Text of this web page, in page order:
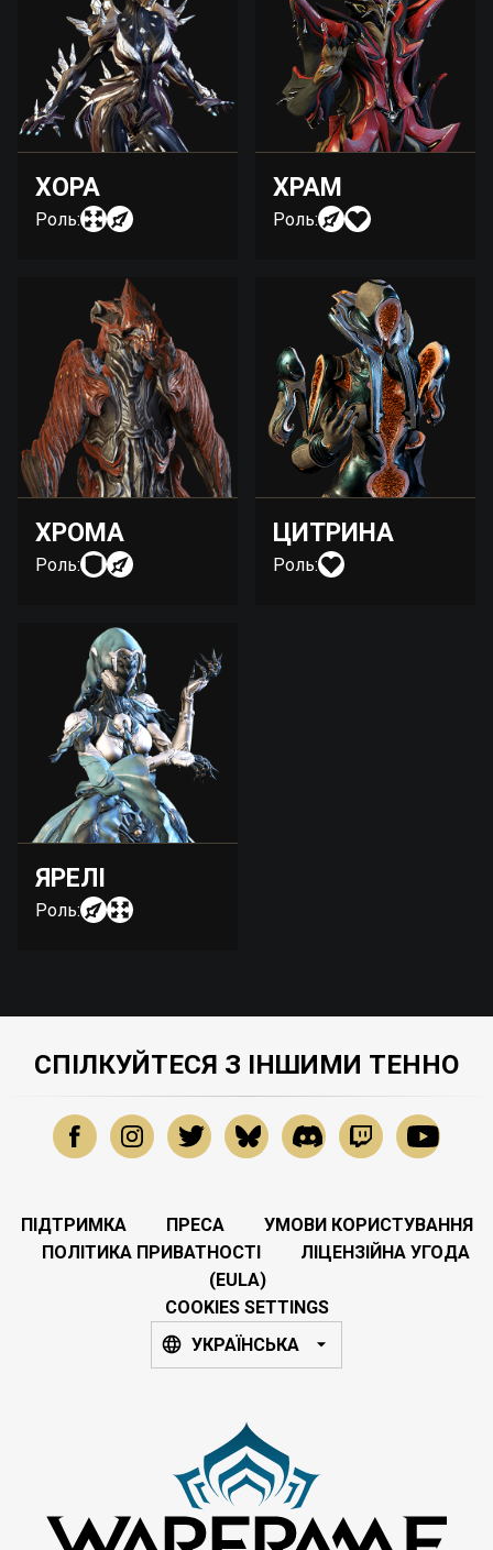
ХОРА
Роль:
ХРАМ
Роль:
ХРОМА
Роль:
ЦИТРИНА
Роль:
ЯРЕЛІ
Роль:
СПІЛКУЙТЕСЯ З ІНШИМИ ТЕННО
ПІДТРИМКА ПРЕСА
УМОВИ КОРИСТУВАННЯ
ПОЛІТИКА ПРИВАТНОСТІ
ЛІЦЕНЗІЙНА УГОДА
(EULA)
COOKIES SETTINGS
УКРАЇНСЬКА